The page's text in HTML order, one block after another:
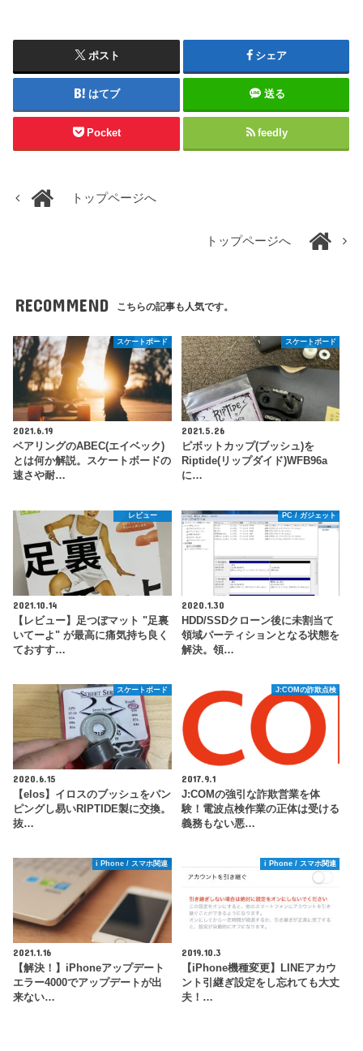
ポスト シェア
はてブ 送る
Pocket feedly
トップページへ
トップページへ
RECOMMEND こちらの記事も人気です。
スケートボード
2021.6.19
ベアリングのABEC(エイベック)
とは何か解説。スケートボードの
速さや耐…
スケートボード
2021.5.26
ピボットカップ(ブッシュ)を
Riptide(リップダイド)WFB96a
に…
レビュー
2021.10.14
【レビュー】足つぼマット "足裏
いてーよ" が最高に痛気持ち良く
ておすす…
PC / ガジェット
2020.1.30
HDD/SSDクローン後に未割当て
領域パーティションとなる状態を
解決。領…
スケートボード
2020.6.15
【elos】イロスのブッシュをパン
ピングし易いRIPTIDE製に交換。
抜…
J:COMの詐欺点検
2017.9.1
J:COMの強引な詐欺営業を体
験！電波点検作業の正体は受ける
義務もない悪…
i Phone / スマホ関連
2021.1.16
【解決！】iPhoneアップデート
エラー4000でアップデートが出
来ない…
i Phone / スマホ関連
2019.10.3
【iPhone機種変更】LINEアカウ
ント引継ぎ設定をし忘れても大丈
夫！…